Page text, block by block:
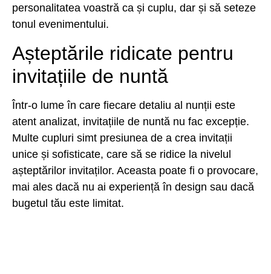
personalitatea voastră ca și cuplu, dar și să seteze
tonul evenimentului.
Așteptările ridicate pentru
invitațiile de nuntă
Într-o lume în care fiecare detaliu al nunții este
atent analizat, invitațiile de nuntă nu fac excepție.
Multe cupluri simt presiunea de a crea invitații
unice și sofisticate, care să se ridice la nivelul
așteptărilor invitaților. Aceasta poate fi o provocare,
mai ales dacă nu ai experiență în design sau dacă
bugetul tău este limitat.